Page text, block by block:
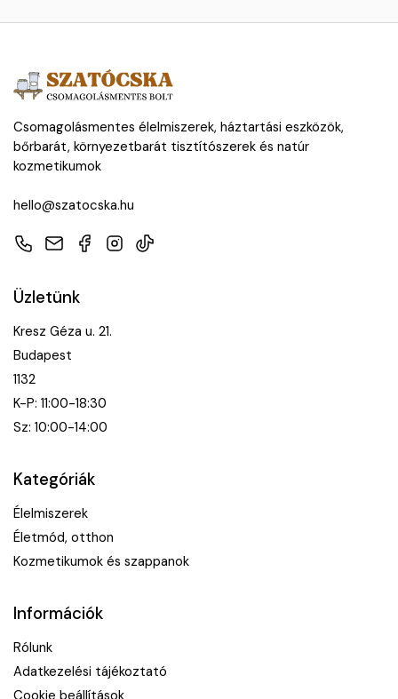
Csomagolásmentes élelmiszerek, háztartási eszközök,
bőrbarát, környezetbarát tisztítószerek és natúr
kozmetikumok
hello@szatocska.hu
TelefonE-mailFacebook
Instagram
TikTok
Üzletünk
Kresz Géza u. 21.
Budapest
1132
K-P: 11:00-18:30
Sz: 10:00-14:00
Kategóriák
Élelmiszerek
Életmód, otthon
Kozmetikumok és szappanok
Információk
Rólunk
Adatkezelési tájékoztató
Cookie beállítások